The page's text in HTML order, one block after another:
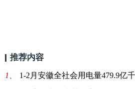
推荐内容
1、 1-2月安徽全社会用电量479.9亿